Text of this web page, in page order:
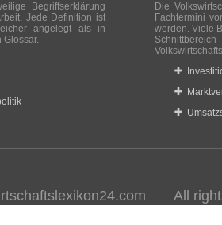
Begriffserklärung
Jede Definition ist
angelegt als in
Die
Fachtermini
werden. Viele
All